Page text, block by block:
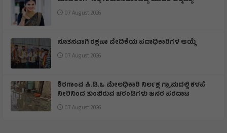
07 August 2026
ನೂತನವಾಗಿ ರಕ್ಷಣಾ ವೇದಿಕೆಯ ಪದಾಧಿಕಾರಿಗಳ ಆಯ್ಕೆ
07 August 2026
ಶಿರಗಾoವ ಪಿ.ಡಿ.ಒ ಮೇಲಧಿಕಾರಿ ನಿರ್ಲಕ್ಷ ಗ್ರಾಮದಲ್ಲಿ ಕಳಪೆ
ನೀರಿನಿಂದ ತುಂಬಿರುವ ಚರಂಡಿಗಳು ಜನರ ಪರದಾಟ
07 August 2026